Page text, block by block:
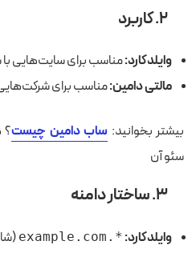
۲. کاربرد
وایلدکارد:مناسب برای سایت‌هایی
مالتی دامین:مناسب برای
بیشتر بخوانید: ساب دامین چیست
سئو آن
۳. ساختار دامنه
وایلدکارد: *.example.com